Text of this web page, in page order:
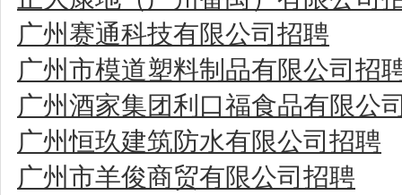
广州赛通科技有限公司招聘
广州市模道塑料制品有限公司招
广州酒家集团利口福食品有限公
广州恒玖建筑防水有限公司招聘
广州市羊俊商贸有限公司招聘